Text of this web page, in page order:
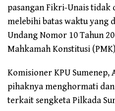
pasangan Fikri-Unais
melebihi batas waktu yang
Undang Nomor 10 Tahun
Mahkamah Konstitusi
Komisioner KPU Sumenep,
pihaknya menghormati
terkait sengketa Pilkada